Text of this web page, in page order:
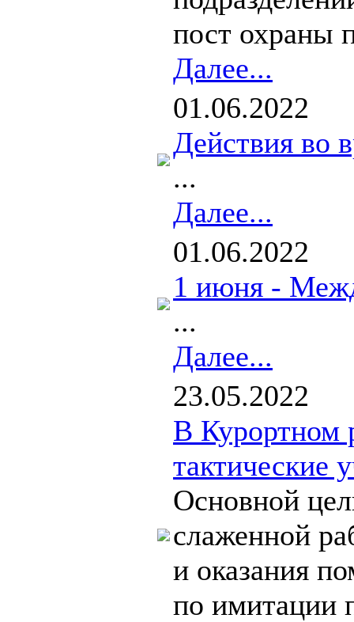
пост охраны
Далее...
01.06.2022
Действия во
...
Далее...
01.06.2022
1 июня -
...
Далее...
23.05.2022
В Курортном
тактические
Основной
слаженной
и оказания
по имитации